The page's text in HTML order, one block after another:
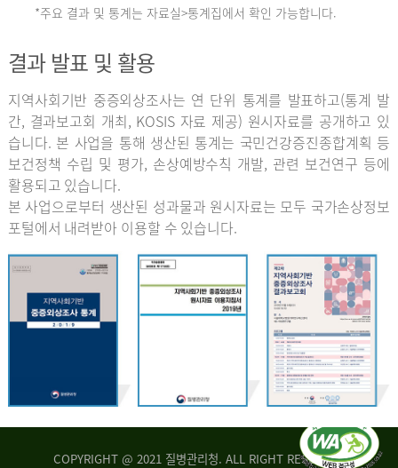
*주요 결과 및 통계는 자료실>통계집에서 확인 가능합니다.
결과 발표 및 활용
지역사회기반 중증외상조사는 연 단위 통계를 발표하고(통계 발
간, 결과보고회 개최, KOSIS 자료 제공) 원시자료를 공개하고 있
습니다. 본 사업을 통해 생산된 통계는 국민건강증진종합계획 등
보건정책 수립 및 평가, 손상예방수칙 개발, 관련 보건연구 등에
활용되고 있습니다.
본 사업으로부터 생산된 성과물과 원시자료는 모두 국가손상정보
포털에서 내려받아 이용할 수 있습니다.
COPYRIGHT @ 2021 질병관리청. ALL RIGHT RESERVED